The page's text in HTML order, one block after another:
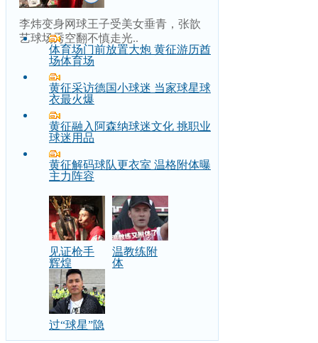
李炜变身网球王子受美女垂青，张歆
艺球场秀空翻不慎走光..
体育场门前放置大炮 黄征游历酋
场体育场
黄征采访德国小球迷 当家球星球
衣最火爆
黄征融入阿森纳球迷文化 挑职业
球迷用品
黄征解码球队更衣室 温格附体曝
主力阵容
见证枪手
辉煌
温教练附
体
过“球星”隐